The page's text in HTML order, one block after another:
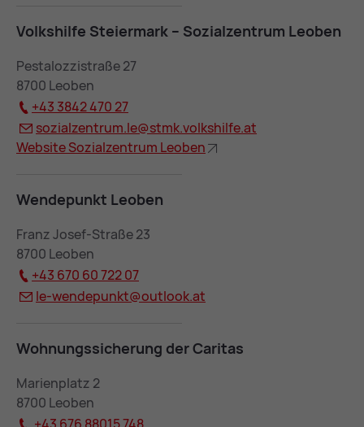
Volks­hil­fe Stei­er­mark – So­zi­al­zen­trum Leo­ben
Pestalozzistraße 27
8700 Leoben
+43 3842 470 27
so­zi­al­zen­trum.le@stmk.volks­hil­fe.at
Web­site So­zi­al­zen­trum Leo­ben
Wen­de­punkt Leo­ben
Franz Josef-Straße 23
8700 Leoben
+43 670 60 722 07
le-wen­de­punkt@out­look.at
Woh­nungs­si­che­rung der Ca­ri­tas
Marienplatz 2
8700 Leoben